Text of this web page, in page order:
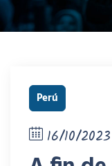
Perú
16/10/2023